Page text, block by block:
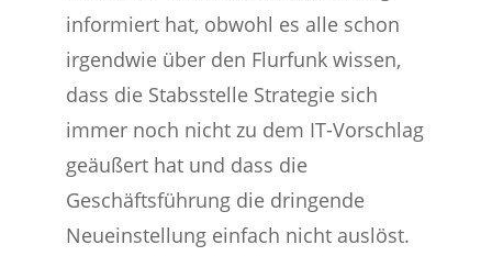
informiert hat, obwohl es alle schon
irgendwie über den Flurfunk wissen,
dass die Stabsstelle Strategie sich
immer noch nicht zu dem IT-Vorschlag
geäußert hat und dass die
Geschäftsführung die dringende
Neueinstellung einfach nicht auslöst.